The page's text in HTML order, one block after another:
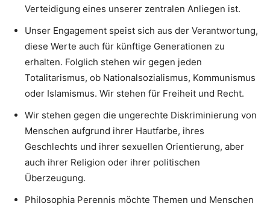
Verteidigung eines unserer zentralen Anliegen ist.
Unser Engagement speist sich aus der Verantwortung,
diese Werte auch für künftige Generationen zu
erhalten. Folglich stehen wir gegen jeden
Totalitarismus, ob Nationalsozialismus, Kommunismus
oder Islamismus. Wir stehen für Freiheit und Recht.
Wir stehen gegen die ungerechte Diskriminierung von
Menschen aufgrund ihrer Hautfarbe, ihres
Geschlechts und ihrer sexuellen Orientierung, aber
auch ihrer Religion oder ihrer politischen
Überzeugung.
Philosophia Perennis möchte Themen und Menschen